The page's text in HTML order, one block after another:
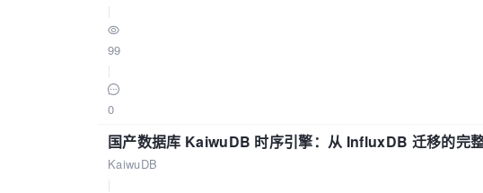
99
0
国产数据库 KaiwuDB 时序引擎：从 InfluxDB 迁移的完
KaiwuDB